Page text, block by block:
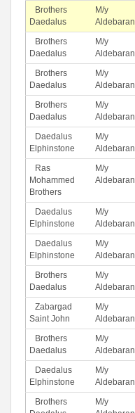
Brothers
Daedalus
M/y
Aldebaran
Brothers
Daedalus
M/y
Aldebaran
Brothers
Daedalus
M/y
Aldebaran
Brothers
Daedalus
M/y
Aldebaran
Daedalus
Elphinstone
M/y
Aldebaran
Ras
Mohammed
Brothers
M/y
Aldebaran
Daedalus
Elphinstone
M/y
Aldebaran
Daedalus
Elphinstone
M/y
Aldebaran
Brothers
Daedalus
M/y
Aldebaran
Zabargad
Saint John
M/y
Aldebaran
Brothers
Daedalus
M/y
Aldebaran
Daedalus
Elphinstone
M/y
Aldebaran
Brothers
M/y